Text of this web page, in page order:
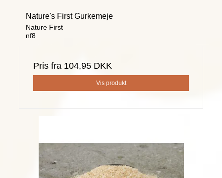
Nature's First Gurkemeje
Nature First
nf8
Pris fra 104,95 DKK
Vis produkt